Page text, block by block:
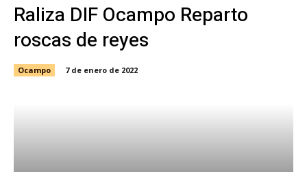
Raliza DIF Ocampo Reparto
roscas de reyes
Ocampo 7 de enero de 2022